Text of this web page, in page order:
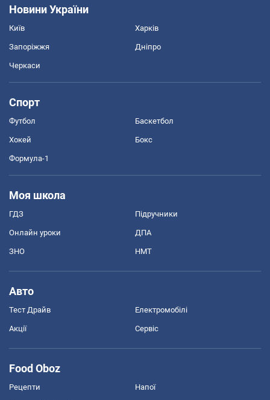
Новини України
Київ Харків
Запоріжжя Дніпро
Черкаси
Спорт
Футбол Баскетбол
Хокей Бокс
Формула-1
Моя школа
ГДЗ Підручники
Онлайн уроки ДПА
ЗНО НМТ
Авто
Тест Драйв Електромобілі
Акції Сервіс
Food Oboz
Рецепти Напої